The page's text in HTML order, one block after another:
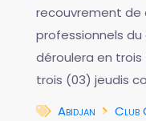
recouvrement de
professionnels
déroulera en
trois (03) jeudis
Abidjan
Club